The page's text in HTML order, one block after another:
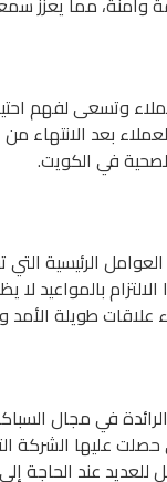
وتسعى
بعد الانتهاء
في الكويت.
الرئيسية
بالمواعيد
طويلة
في مجال
عليها
عند